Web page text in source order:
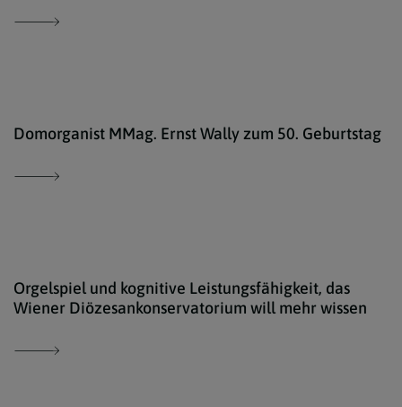
Domorganist MMag. Ernst Wally zum 50. Geburtstag
Orgelspiel und kognitive Leistungsfähigkeit, das
Wiener Diözesankonservatorium will mehr wissen